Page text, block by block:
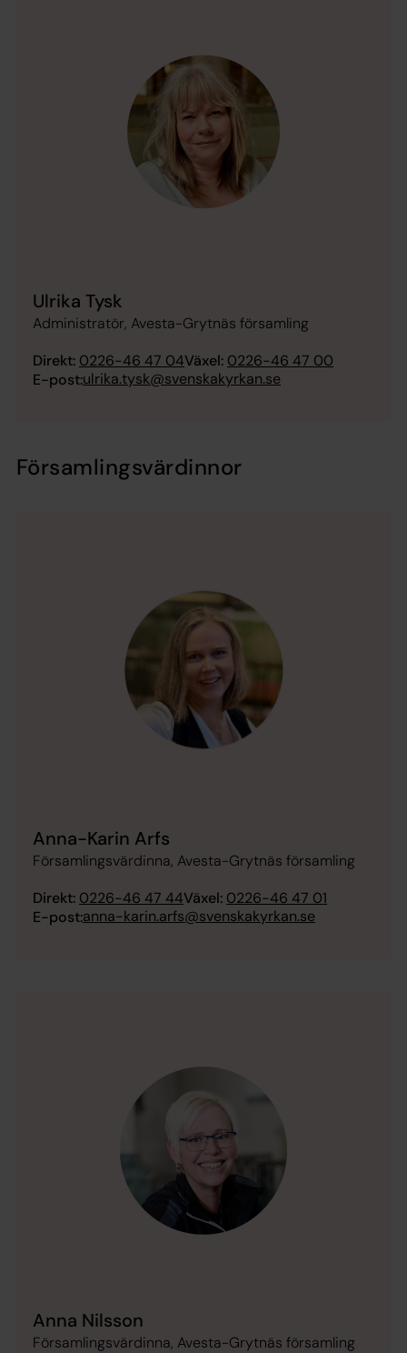
Ulrika Tysk
Administratör, Avesta-Grytnäs församling
Direkt: 0226-46 47 04Växel: 0226-46 47 00
E-post:ulrika.tysk@svenskakyrkan.se
Församlingsvärdinnor
Anna-Karin Arfs
Församlingsvärdinna, Avesta-Grytnäs församling
Direkt: 0226-46 47 44Växel: 0226-46 47 01
E-post:anna-karin.arfs@svenskakyrkan.se
Anna Nilsson
Församlingsvärdinna, Avesta-Grytnäs församling